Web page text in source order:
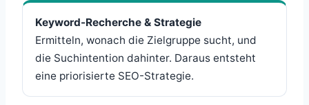
Keyword-Recherche & Strategie
Ermitteln, wonach die Zielgruppe sucht, und
die Suchintention dahinter. Daraus entsteht
eine priorisierte SEO-Strategie.